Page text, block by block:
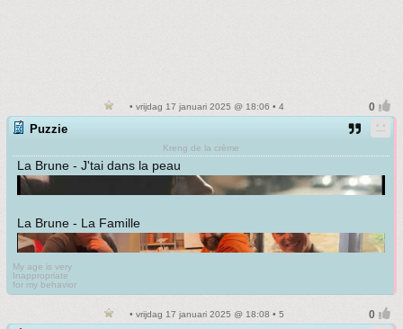
• vrijdag 17 januari 2025 @ 18:06 • 4
Puzzie
Kreng de la crème
La Brune - J'tai dans la peau
La Brune - La Famille
My age is very
Inappropriate
for my behavior
• vrijdag 17 januari 2025 @ 18:08 • 5